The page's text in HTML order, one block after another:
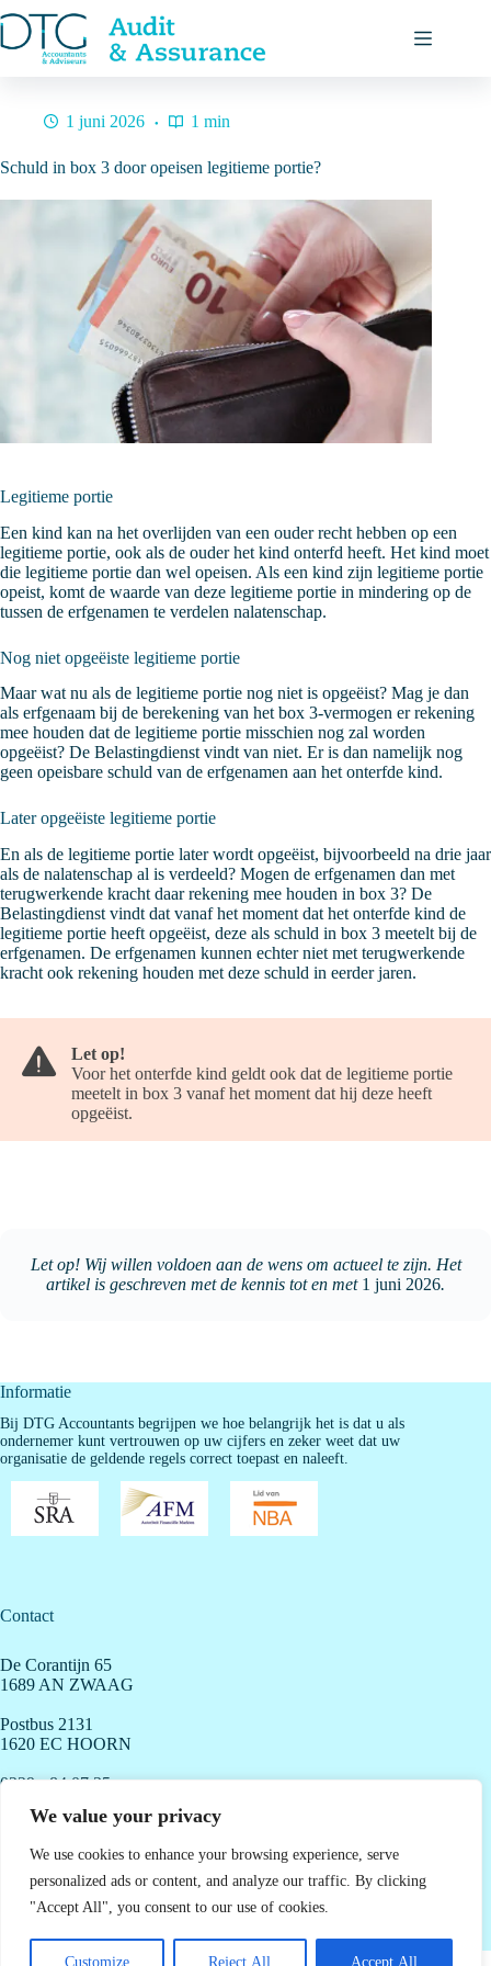
We value your privacy
We use cookies to enhance your browsing experience, serve
personalized ads or content, and analyze our traffic. By clicking
"Accept All", you consent to our use of cookies.
Customize Reject All Accept All
naar
de
inhoud
1 juni 2026 1 min
Schuld in box 3 door opeisen legitieme portie?
Legitieme portie
Een kind kan na het overlijden van een ouder recht hebben op een
legitieme portie, ook als de ouder het kind onterfd heeft. Het kind moet
die legitieme portie dan wel opeisen. Als een kind zijn legitieme portie
opeist, komt de waarde van deze legitieme portie in mindering op de
tussen de erfgenamen te verdelen nalatenschap.
Nog niet opgeëiste legitieme portie
Maar wat nu als de legitieme portie nog niet is opgeëist? Mag je dan
als erfgenaam bij de berekening van het box 3-vermogen er rekening
mee houden dat de legitieme portie misschien nog zal worden
opgeëist? De Belastingdienst vindt van niet. Er is dan namelijk nog
geen opeisbare schuld van de erfgenamen aan het onterfde kind.
Later opgeëiste legitieme portie
En als de legitieme portie later wordt opgeëist, bijvoorbeeld na drie jaar
als de nalatenschap al is verdeeld? Mogen de erfgenamen dan met
terugwerkende kracht daar rekening mee houden in box 3? De
Belastingdienst vindt dat vanaf het moment dat het onterfde kind de
legitieme portie heeft opgeëist, deze als schuld in box 3 meetelt bij de
erfgenamen. De erfgenamen kunnen echter niet met terugwerkende
kracht ook rekening houden met deze schuld in eerder jaren.
Let op!
Voor het onterfde kind geldt ook dat de legitieme portie
meetelt in box 3 vanaf het moment dat hij deze heeft
opgeëist.
Let op! Wij willen voldoen aan de wens om actueel te zijn. Het
artikel is geschreven met de kennis tot en met 1 juni 2026.
Informatie
Bij DTG Accountants begrijpen we hoe belangrijk het is dat u als
ondernemer kunt vertrouwen op uw cijfers en zeker weet dat uw
organisatie de geldende regels correct toepast en naleeft.
Contact
De Corantijn 65
1689 AN ZWAAG
Postbus 2131
1620 EC HOORN
0229 - 84 07 35
Openingstijden
Maandag - Vrijdag: 8.00 - 18.00 uur
Copyright 2026DTG Accountants & Adviseurs - Algemene